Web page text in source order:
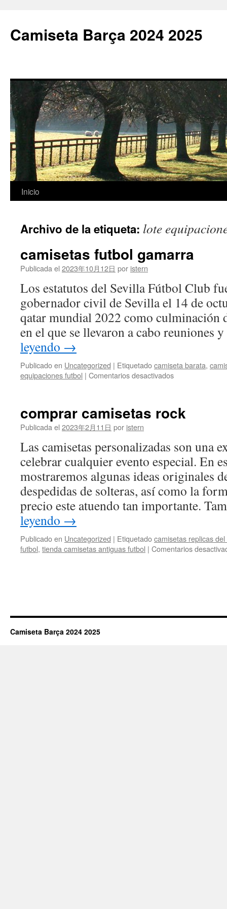
Camiseta Barça 2024 2025
Saltar
contenido
Inicio
Archivo de la etiqueta: lote
camisetas futbol gamarra
Publicada el 2023年10月12日 por istern
Los estatutos del Sevilla Fútbol Club
gobernador civil de Sevilla el 14 de
qatar mundial 2022 como culminación
en el que se llevaron a cabo reuniones
leyendo →
Publicado en Uncategorized | Etiquetadocamiseta barata,
equipaciones futbol | Comentarios desactivadosen
comprar camisetas rock
Publicada el 2023年2月11日 por istern
Las camisetas personalizadas son una
celebrar cualquier evento especial. En
mostraremos algunas ideas originales
despedidas de solteras, así como la
precio este atuendo tan importante.
leyendo →
Publicado en Uncategorized | Etiquetadocamisetas replicas
futbol, tienda camisetas antiguas futbol | Comentarios
Camiseta Barça 2024 2025